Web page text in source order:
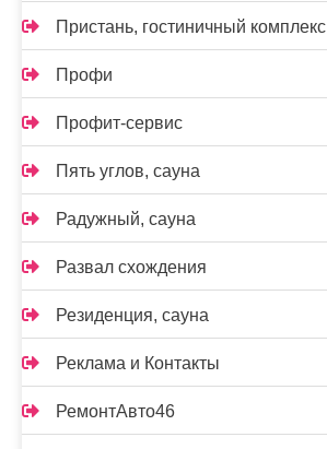
Пристань, гостиничный комплекс
Профи
Профит-сервис
Пять углов, сауна
Радужный, сауна
Развал схождения
Резиденция, сауна
Реклама и Контакты
РемонтАвто46